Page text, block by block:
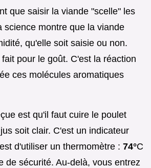
que saisir la viande "scelle" les
science montre que la viande
qu'elle soit saisie ou non.
pour le goût. C'est la réaction
ces molécules aromatiques
est qu'il faut cuire le poulet
soit clair. C'est un indicateur
d'utiliser un thermomètre : 74°C
de sécurité. Au-delà, vous entrez